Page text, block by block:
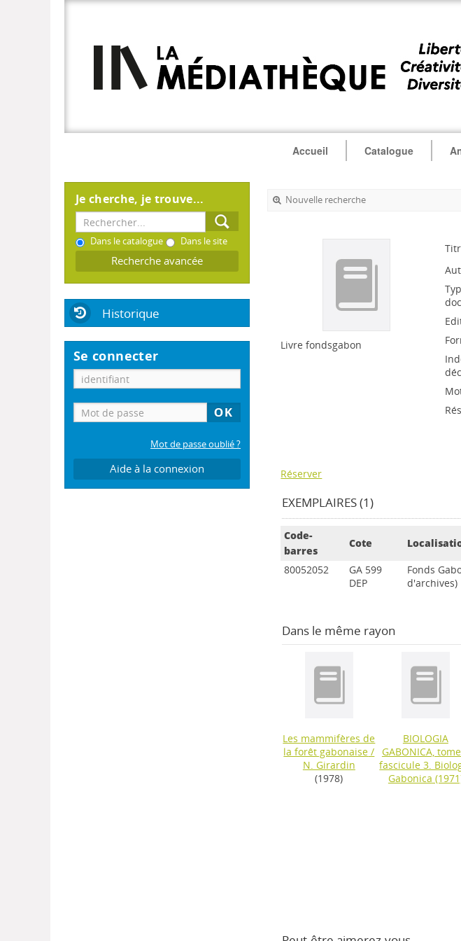
Accueil Catalogue
Je cherche, je trouve...
Dans le catalogue Dans le site
Recherche avancée
Historique
Se connecter
Mot de passe oublié ?
Aide à la connexion
Nouvelle recherche
Livre fondsgabon
Réserver
EXEMPLAIRES (1)
Code-
barres
Cote
80052052
GA 599
DEP
Fonds
d'archives)
Dans le même rayon
Les mammifères de
la forêt gabonaise /
N. Girardin
(1978)
BIOLOGIA
GABONICA,
fascicule 3.
Gabonica